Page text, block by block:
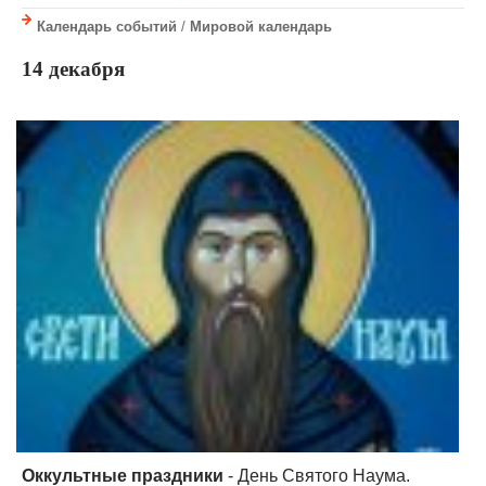
Календарь событий / Мировой календарь
14 декабря
Оккультные праздники - День Святого Наума.